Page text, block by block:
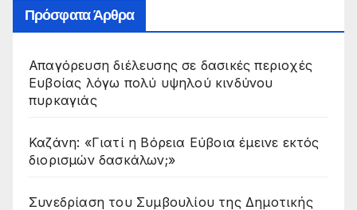
Πρόσφατα Άρθρα
Απαγόρευση διέλευσης σε δασικές περιοχές
Ευβοίας λόγω πολύ υψηλού κινδύνου
πυρκαγιάς
Καζάνη: «Γιατί η Βόρεια Εύβοια έμεινε εκτός
διορισμών δασκάλων;»
Συνεδρίαση του Συμβουλίου της Δημοτικής